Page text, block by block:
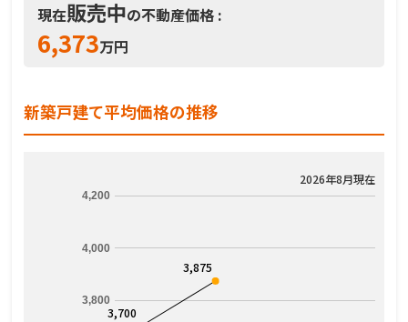
現在販売中の不動産価格 :
6,373万円
新築戸建て平均価格の推移
2026年8月現在
3,800
4,000
4,200
3,700
3,875